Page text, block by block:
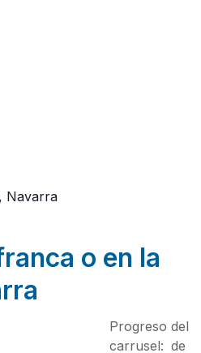
Navarra
o en la
Progreso del
carrusel: de